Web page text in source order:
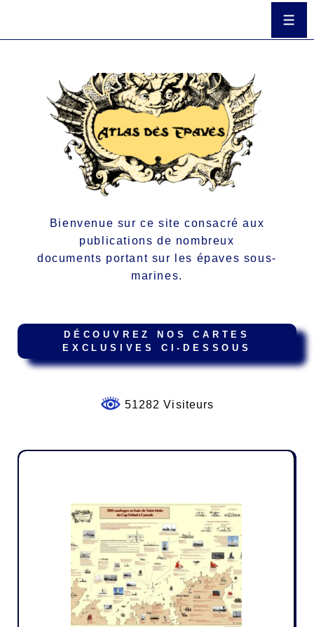
Bienvenue sur ce site consacré aux
publications de nombreux
documents portant sur les épaves sous-
marines.
DÉCOUVREZ NOS CARTES
EXCLUSIVES CI-DESSOUS
51282 Visiteurs